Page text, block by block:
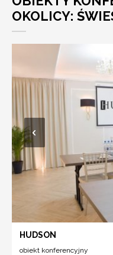
OKOLICY:
HUDSON
obiekt konferencyjny